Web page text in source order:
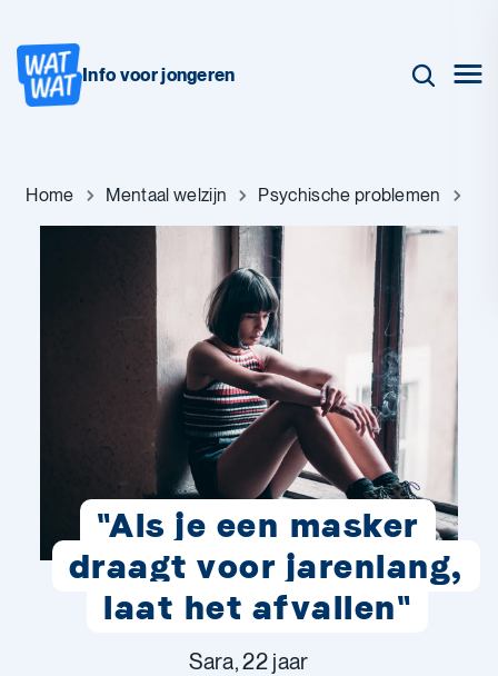
Info voor jongeren
Home Mentaal welzijn Psychische problemen
"Als je een masker
draagt voor jarenlang,
laat het afvallen"
Sara, 22 jaar